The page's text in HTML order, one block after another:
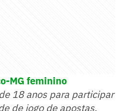
MG feminino
18 anos para participar
de jogo de apostas.